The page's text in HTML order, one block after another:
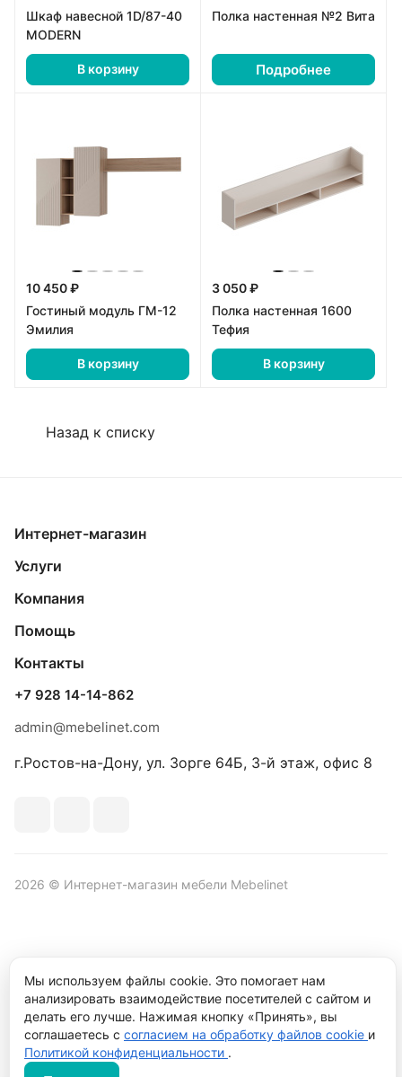
Шкаф навесной 1D/87-40
MODERN
В корзину
Полка настенная №2 Вита
Подробнее
10 450 ₽
Гостиный модуль ГМ-12
Эмилия
В корзину
3 050 ₽
Полка настенная 1600
Тефия
В корзину
Назад к списку
Интернет-магазин
Услуги
Компания
Помощь
Контакты
+7 928 14-14-862
admin@mebelinet.com
г.Ростов-на-Дону, ул. Зорге 64Б, 3-й этаж, офис 8
2026 © Интернет-магазин мебели Mebelinet
конфиденциальности
Продвижение сайта студияРекламный контент
Мы используем файлы cookie. Это помогает нам
анализировать взаимодействие посетителей с сайтом и
делать его лучше. Нажимая кнопку «Принять», вы
соглашаетесь с согласием на обработку файлов cookie и
Политикой конфиденциальности .